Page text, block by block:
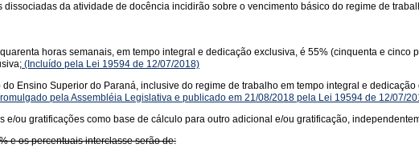
da atividade de docência incidirão sobre o vencimento básico do regime de
horas semanais, em tempo integral e dedicação exclusiva, é 55% (cinquenta e
(Incluído pela Lei 19594 de 12/07/2018)
Ensino Superior do Paraná, inclusive do regime de trabalho em tempo integral e
pela Assembléia Legislativa e publicado em 21/08/2018 pela Lei 19594 de 12/07/
e/ou gratificações como base de cálculo para outro adicional e/ou gratificação,
e os percentuais interclasse serão de: